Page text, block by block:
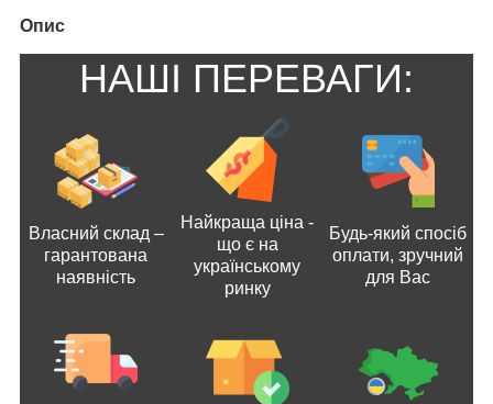
Опис
НАШІ ПЕРЕВАГИ:
Власний склад –
гарантована
наявність
Найкраща ціна -
що є на
українському
ринку
Будь-який спосіб
оплати, зручний
для Вас